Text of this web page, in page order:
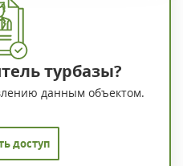
турбазы?
данным объектом.
доступ